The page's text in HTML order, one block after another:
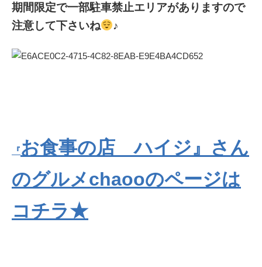
期間限定で一部駐車禁止エリアがありますので
注意して下さいね
♪
『お食事の店 ハイジ』さん
のグルメchaooのページは
コチラ★